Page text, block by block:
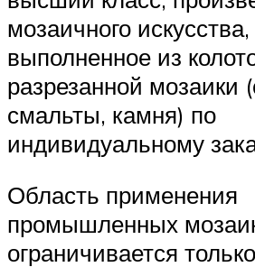
мозаичного искусства,
выполненное из
разрезанной мозаики
смальты, камня) по
индивидуальному
Область применения
промышленных
ограничивается